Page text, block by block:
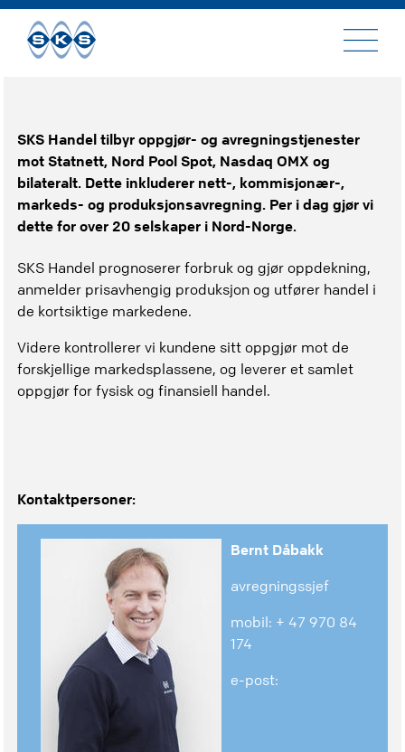
Til
innhold
SKS Handel tilbyr oppgjør- og avregningstjenester
mot Statnett, Nord Pool Spot, Nasdaq OMX og
bilateralt. Dette inkluderer nett-, kommisjonær-,
markeds- og produksjonsavregning. Per i dag gjør vi
dette for over 20 selskaper i Nord-Norge.
SKS Handel prognoserer forbruk og gjør oppdekning,
anmelder prisavhengig produksjon og utfører handel i
de kortsiktige markedene.
Videre kontrollerer vi kundene sitt oppgjør mot de
forskjellige markedsplassene, og leverer et samlet
oppgjør for fysisk og finansiell handel.
Kontaktpersoner:
Bernt Dåbakk
avregningssjef
mobil: + 47 970 84
174
e-post: